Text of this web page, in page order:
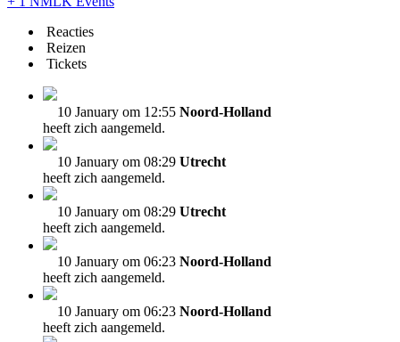
Reacties
Reizen
Tickets
10 January om 12:55 Noord-Holland
heeft zich aangemeld.
10 January om 08:29 Utrecht
heeft zich aangemeld.
10 January om 08:29 Utrecht
heeft zich aangemeld.
10 January om 06:23 Noord-Holland
heeft zich aangemeld.
10 January om 06:23 Noord-Holland
heeft zich aangemeld.